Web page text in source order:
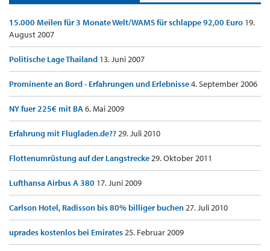
15.000 Meilen für 3 Monate Welt/WAMS für schlappe 92,00 Euro 19.
August 2007
Politische Lage Thailand 13. Juni 2007
Prominente an Bord - Erfahrungen und Erlebnisse4. September 2006
NY fuer 225€ mit BA6. Mai 2009
Erfahrung mit Flugladen.de??29. Juli 2010
Flottenumrüstung auf der Langstrecke29. Oktober 2011
Lufthansa Airbus A 380 17. Juni 2009
Carlson Hotel, Radisson bis 80% billiger buchen27. Juli 2010
uprades kostenlos bei Emirates25. Februar 2009